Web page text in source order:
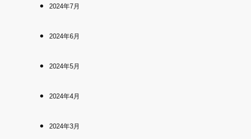
2024年7月
2024年6月
2024年5月
2024年4月
2024年3月